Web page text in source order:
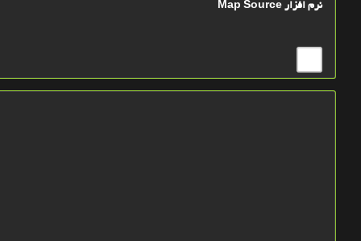
نرم افزار Map Source